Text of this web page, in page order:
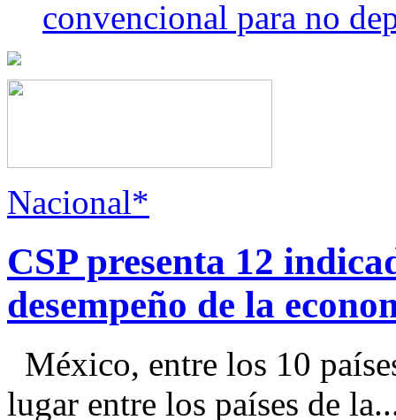
convencional para no
Nacional*
CSP presenta 12
desempeño de la
México, entre los 10
lugar entre los países de